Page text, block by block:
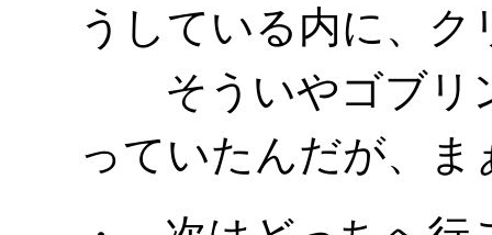
うしている内に、
そういやゴブリ
っていたんだが、ま